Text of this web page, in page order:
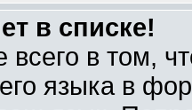
в списке!
всего в том,
языка в